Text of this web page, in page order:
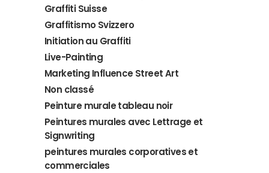
Graffiti Suisse
Graffitismo Svizzero
Initiation au Graffiti
Live-Painting
Marketing Influence Street Art
Non classé
Peinture murale tableau noir
Peintures murales avec Lettrage et
Signwriting
peintures murales corporatives et
commerciales